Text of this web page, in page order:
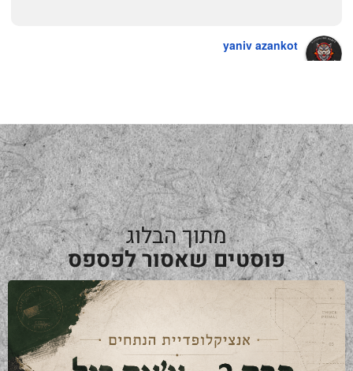
yaniv azankot
מתוך הבלוג
פוסטים שאסור לפספס